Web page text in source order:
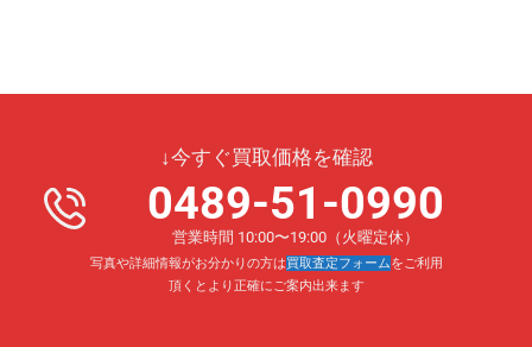
↓今すぐ買取価格を確認
0489-51-0990
営業時間 10:00〜19:00（火曜定休）
写真や詳細情報がお分かりの方は買取査定フォームをご利用
頂くとより正確にご案内出来ます